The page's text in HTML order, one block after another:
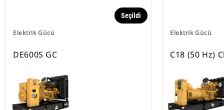
Elektrik Gücü
Seçildi
DE600S GC
Elektrik Gücü
C18 (50 Hz)